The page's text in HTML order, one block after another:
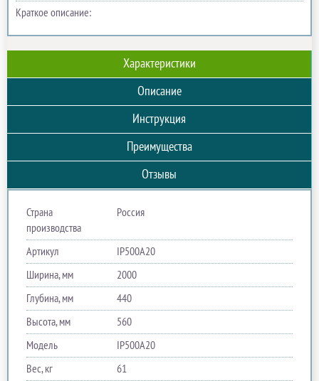
Краткое описание:
Характеристики
Описание
Инструкция
Преимущества
Отзывы
Страна
производства
Россия
Артикул
IP500A20
Ширина, мм
2000
Глубина, мм
440
Высота, мм
560
Модель
IP500A20
Вес, кг
61